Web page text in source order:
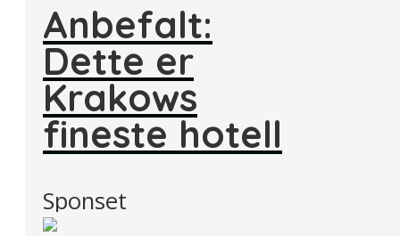
Anbefalt:
Dette er
Krakows
fineste hotell
Sponset